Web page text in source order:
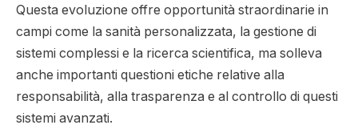
Questa evoluzione offre opportunità straordinarie in
campi come la sanità personalizzata, la gestione di
sistemi complessi e la ricerca scientifica, ma solleva
anche importanti questioni etiche relative alla
responsabilità, alla trasparenza e al controllo di questi
sistemi avanzati.